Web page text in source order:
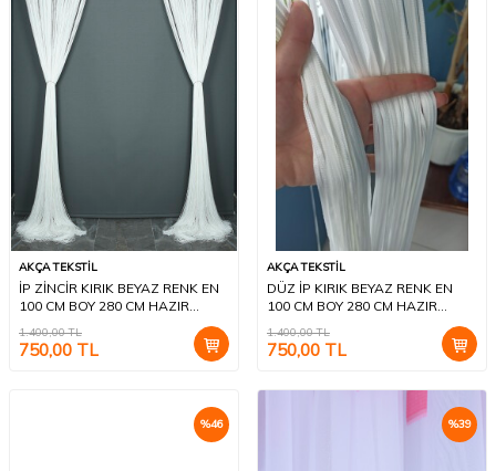
AKÇA TEKSTİL
İP ZİNCİR KIRIK BEYAZ RENK EN
100 CM BOY 280 CM HAZIR
DÜĞMELERİ DİKİLMİŞ İP PERDE
1.400,00TL
750,00 TL
AKÇA TEKSTİL
DÜZ İP KIRIK BEYAZ RENK EN
100 CM BOY 280 CM HAZIR
DÜĞMELERİ DİKİLMİŞ İP PERDE
1.400,00TL
750,00 TL
%46 %39